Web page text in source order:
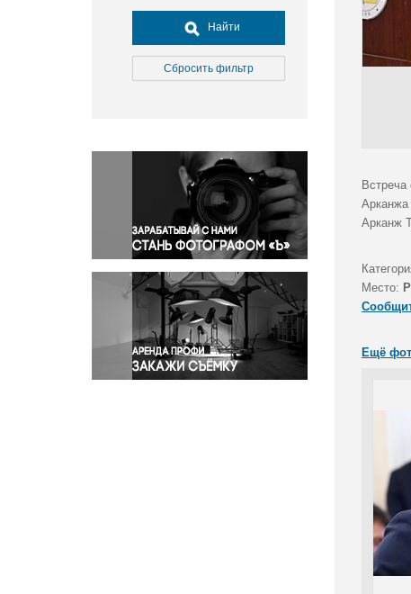
Досуг, туризм и отдых
Культура
Медицина
Окружающая среда
Политика
Правосудие
Происшествия и конфликты
Религия
Светская жизнь
Спорт
Экология
Экономика и бизнес
Найти
Сбросить фильтр
Арканжа
Арканж
Место:
Ещё